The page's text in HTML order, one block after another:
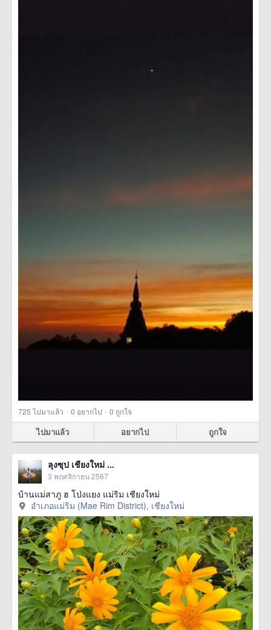
725ไปมาแล้ว · 0 อยากไป · 0 ถูกใจ
ไปมาแล้ว อยากไป ถูกใจ
ลุงซุป เชียงใหม่ ...
3 พฤศจิกายน 2567
บ้านแม่สาภู ฮ โป่งแยง แม่ริม เชียงใหม่
อำเภอแม่ริม (Mae Rim District), เชียงใหม่